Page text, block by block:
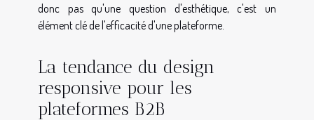
donc pas qu'une question d'esthétique, c'est un
élément clé de l'efficacité d'une plateforme.
La tendance du design
responsive pour les
plateformes B2B